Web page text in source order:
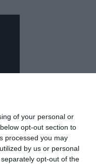
of your personal or
opt-out section to
processed you may
by us or personal
opt-out of the